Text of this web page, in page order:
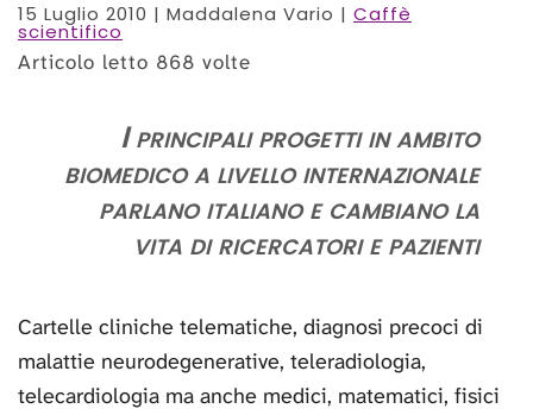
15 Luglio 2010 | Maddalena Vario | Caffè
scientifico
Articolo letto 868 volte
I principali progetti in ambito
biomedico a livello internazionale
parlano italiano e cambiano la
vita di ricercatori e pazienti
Cartelle cliniche telematiche, diagnosi precoci di
malattie neurodegenerative, teleradiologia,
telecardiologia ma anche medici, matematici, fisici